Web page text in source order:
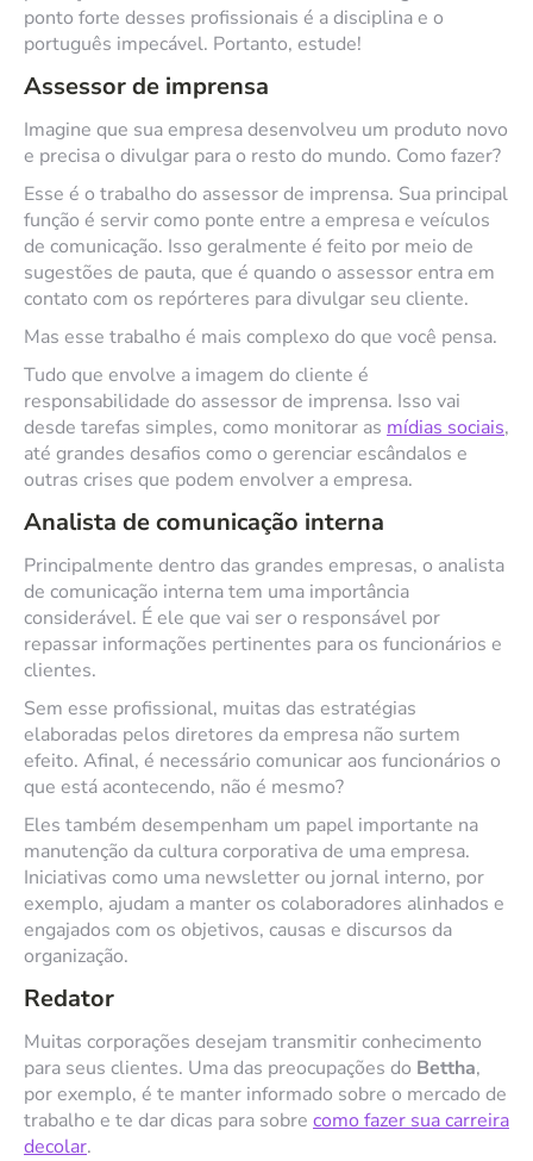
ponto forte desses profissionais é a disciplina e o
português impecável. Portanto, estude!
Assessor de imprensa
Imagine que sua empresa desenvolveu um produto novo
e precisa o divulgar para o resto do mundo. Como fazer?
Esse é o trabalho do assessor de imprensa. Sua principal
função é servir como ponte entre a empresa e veículos
de comunicação. Isso geralmente é feito por meio de
sugestões de pauta, que é quando o assessor entra em
contato com os repórteres para divulgar seu cliente.
Mas esse trabalho é mais complexo do que você pensa.
Tudo que envolve a imagem do cliente é
responsabilidade do assessor de imprensa. Isso vai
desde tarefas simples, como monitorar as mídias sociais,
até grandes desafios como o gerenciar escândalos e
outras crises que podem envolver a empresa.
Analista de comunicação interna
Principalmente dentro das grandes empresas, o analista
de comunicação interna tem uma importância
considerável. É ele que vai ser o responsável por
repassar informações pertinentes para os funcionários e
clientes.
Sem esse profissional, muitas das estratégias
elaboradas pelos diretores da empresa não surtem
efeito. Afinal, é necessário comunicar aos funcionários o
que está acontecendo, não é mesmo?
Eles também desempenham um papel importante na
manutenção da cultura corporativa de uma empresa.
Iniciativas como uma newsletter ou jornal interno, por
exemplo, ajudam a manter os colaboradores alinhados e
engajados com os objetivos, causas e discursos da
organização.
Redator
Muitas corporações desejam transmitir conhecimento
para seus clientes. Uma das preocupações do Bettha,
por exemplo, é te manter informado sobre o mercado de
trabalho e te dar dicas para sobre como fazer sua carreira
decolar.